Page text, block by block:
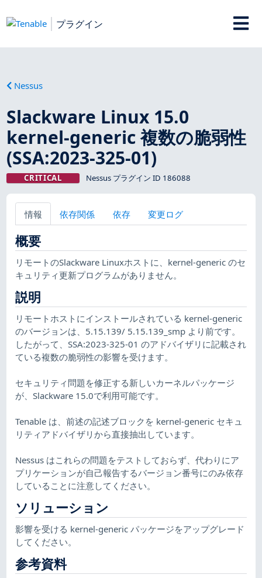
プラグイン
Nessus
Slackware Linux 15.0
kernel-generic 複数の脆弱性
(SSA:2023-325-01)
CRITICAL Nessus プラグイン ID 186088
情報 依存関係 依存 変更ログ
概要
リモートのSlackware Linuxホストに、kernel-generic のセ
キュリティ更新プログラムがありません。
説明
リモートホストにインストールされている kernel-generic
のバージョンは、5.15.139/ 5.15.139_smp より前です。
したがって、SSA:2023-325-01 のアドバイザリに記載され
ている複数の脆弱性の影響を受けます。
セキュリティ問題を修正する新しいカーネルパッケージ
が、Slackware 15.0で利用可能です。
Tenable は、前述の記述ブロックを kernel-generic セキュ
リティアドバイザリから直接抽出しています。
Nessus はこれらの問題をテストしておらず、代わりにア
プリケーションが自己報告するバージョン番号にのみ依存
していることに注意してください。
ソリューション
影響を受ける kernel-generic パッケージをアップグレード
してください。
参考資料